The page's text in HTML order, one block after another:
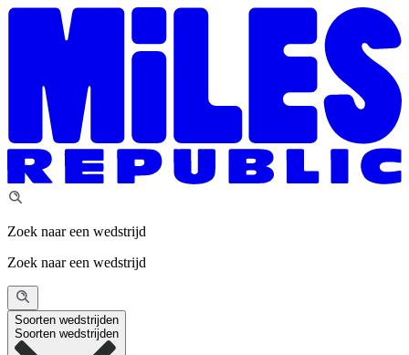
Zoek naar een wedstrijd
Zoek naar een wedstrijd
Soorten wedstrijden
Soorten wedstrijden